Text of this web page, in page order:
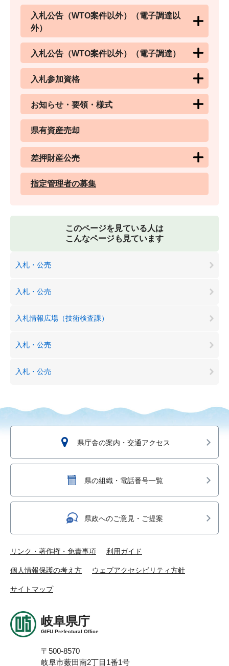
入札公告（WTO案件以外）（電子調達以
外）
入札公告（WTO案件以外）（電子調達）
入札参加資格
お知らせ・要領・様式
県有資産売却
差押財産公売
指定管理者の募集
このページを見ている人は
こんなページも見ています
入札・公売
入札・公売
入札情報広場（技術検査課）
入札・公売
入札・公売
県庁舎の案内・交通アクセス
県の組織・電話番号一覧
県政へのご意見・ご提案
リンク・著作権・免責事項 利用ガイド
個人情報保護の考え方 ウェブアクセシビリティ方針
サイトマップ
岐阜県庁
GIFU Prefectural Office
〒500-8570
岐阜市薮田南2丁目1番1号